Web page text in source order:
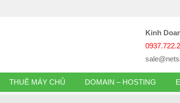
Kinh
THUÊ MÁY CHỦ DOMAIN – HOSTING